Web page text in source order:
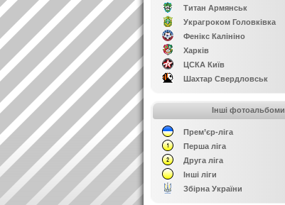
Титан Армянськ
Украгроком Головківка
Фенікс Калініно
Харків
ЦСКА Київ
Шахтар Свердловськ
Інші фотоальбоми
Прем’єр-ліга
Перша ліга
Друга ліга
Інші ліги
Збірна України